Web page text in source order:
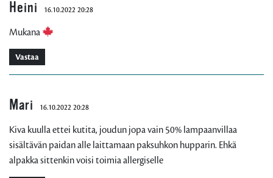
Heini 16.10.2022 20:28
Mukana
Vastaa
Mari 16.10.2022 20:28
Kiva kuulla ettei kutita, joudun jopa vain 50% lampaanvillaa
sisältävän paidan alle laittamaan paksuhkon hupparin. Ehkä
alpakka sittenkin voisi toimia allergiselle